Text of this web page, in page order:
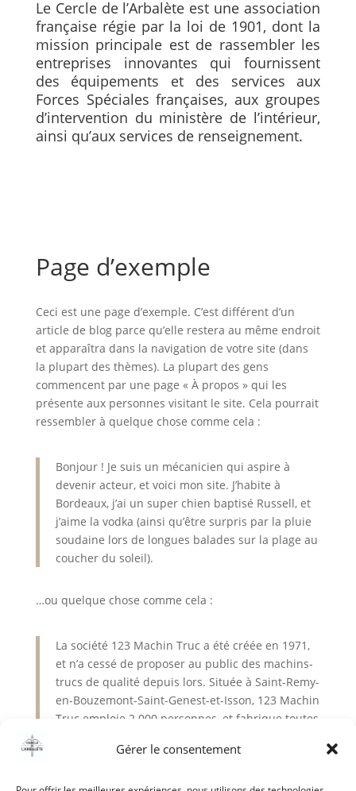
Gérer le consentement
Le Cercle de l’Arbalète est une association
française régie par la loi de 1901, dont la
mission principale est de rassembler les
entreprises innovantes qui fournissent
des équipements et des services aux
Forces Spéciales françaises, aux groupes
d’intervention du ministère de l’intérieur,
ainsi qu’aux services de renseignement.
Page d’exemple
Ceci est une page d’exemple. C’est différent d’un
article de blog parce qu’elle restera au même endroit
et apparaîtra dans la navigation de votre site (dans
la plupart des thèmes). La plupart des gens
commencent par une page « À propos » qui les
présente aux personnes visitant le site. Cela pourrait
ressembler à quelque chose comme cela :
Bonjour ! Je suis un mécanicien qui aspire à
devenir acteur, et voici mon site. J’habite à
Bordeaux, j’ai un super chien baptisé Russell, et
j’aime la vodka (ainsi qu’être surpris par la pluie
soudaine lors de longues balades sur la plage au
coucher du soleil).
…ou quelque chose comme cela :
La société 123 Machin Truc a été créée en 1971,
et n’a cessé de proposer au public des machins-
trucs de qualité depuis lors. Située à Saint-Remy-
en-Bouzemont-Saint-Genest-et-Isson, 123 Machin
Truc emploie 2 000 personnes, et fabrique toutes
bouzemontoise.